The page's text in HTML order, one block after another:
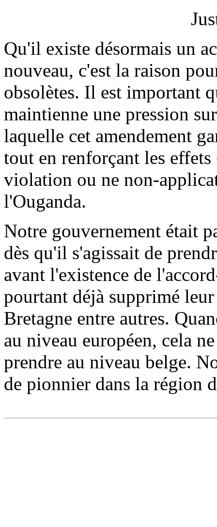
Qu'il existe désormais un
nouveau, c'est la raison
obsolètes. Il est important
maintienne une pression
laquelle cet amendement
tout en renforçant les
violation ou ne non-
l'Ouganda.
Notre gouvernement était
dès qu'il s'agissait de
avant l'existence de
pourtant déjà supprimé
Bretagne entre autres.
au niveau européen, cela
prendre au niveau belge.
de pionnier dans la région